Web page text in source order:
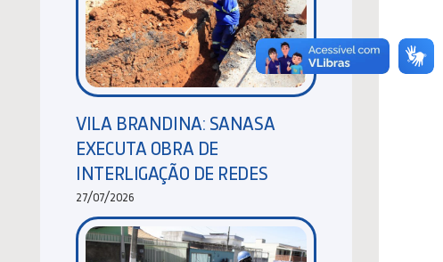
VILA BRANDINA: SANASA
EXECUTA OBRA DE
INTERLIGAÇÃO DE REDES
27/07/2026